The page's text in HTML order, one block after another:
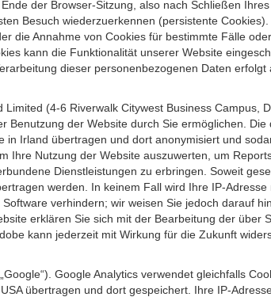
der Browser-Sitzung, also nach Schließen
Besuch wiederzuerkennen (persistente
die Annahme von Cookies für bestimmte Fälle
kann die Funktionalität unserer Website
dieser personenbezogenen Daten
Limited (4-6 Riverwalk Citywest Business
der Website durch Sie ermöglichen.
Irland übertragen und dort anonymisiert und
Nutzung der Website auszuwerten, um
Dienstleistungen zu erbringen. Soweit
werden. In keinem Fall wird Ihre IP-
verhindern; wir weisen Sie jedoch darauf
erklären Sie sich mit der Bearbeitung der über
kann jederzeit mit Wirkung für die Zukunft
Google Analytics verwendet gleichfalls
übertragen und dort gespeichert. Ihre IP-